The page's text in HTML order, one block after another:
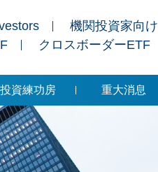
機関投資家向け
クロスボーダーETF
投資練功房 重大消息